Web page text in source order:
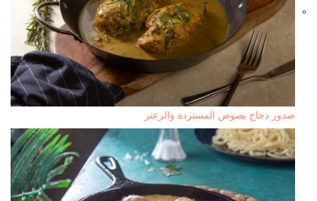
صدور دجاج بصوص المستردة والزعتر